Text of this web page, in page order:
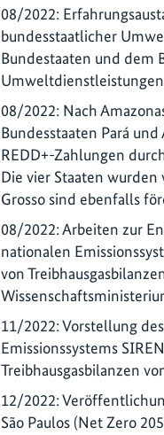
08/2022:
bundesstaatlicher
Bundestaaten und dem
08/2022: Nach
Bundesstaaten Pará
REDD+-Zahlungen
Die vier Staaten wurden
Grosso sind ebenfalls
08/2022: Arbeiten zur
nationalen
von
11/2022: Vorstellung
Emissionssystems
Treibhausgasbilanzen
12/2022:
São Paulos (Net Zero